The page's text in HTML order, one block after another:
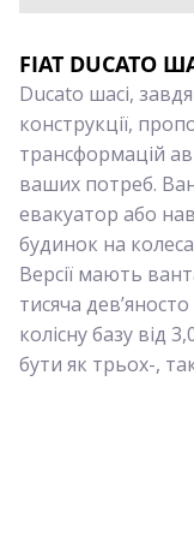
FIAT DUCATO
Ducato шасі,
конструкції,
трансформацій
ваших потреб.
евакуатор або
будинок на
Версії мають
тисяча дев’яносто
колісну базу від
бути як трьох-,